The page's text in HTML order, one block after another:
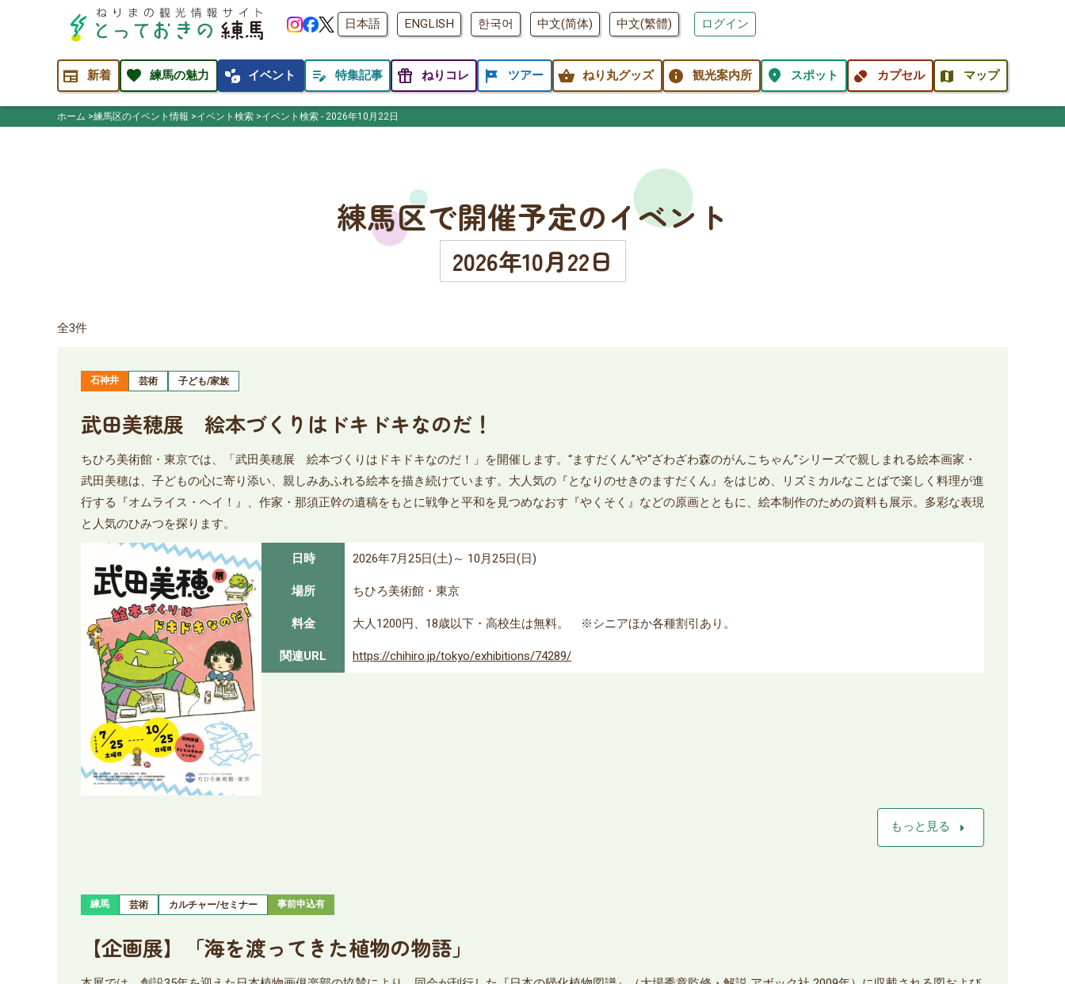
日本語 ENGLISH 한국어 中文(简体) 中文(繁體) ログイン
newspaper 新着 favorite 練馬の魅力 temp_preferences_eco イベント edit_note 特集記事 featured_seasonal_and_gifts ねりコレ tour ツアー shopping_basket ねり丸グッズ info 観光案内所 location_on スポット pill カプセル map マップ
ホーム 練馬区のイベント情報 イベント検索 イベント検索 - 2026年10月22日
練馬区で開催予定のイベント
2026年10月22日
全3件
石神井 芸術 子ども/家族
武田美穂展 絵本づくりはドキドキなのだ！
ちひろ美術館・東京では、「武田美穂展 絵本づくりはドキドキなのだ！」を開催します。“ますだくん”や“ざわざわ森のがんこちゃん”シリーズで親しまれる絵本画家・
武田美穂は、子どもの心に寄り添い、親しみあふれる絵本を描き続けています。大人気の『となりのせきのますだくん』をはじめ、リズミカルなことばで楽しく料理が進
行する『オムライス・ヘイ！』、作家・那須正幹の遺稿をもとに戦争と平和を見つめなおす『やくそく』などの原画とともに、絵本制作のための資料も展示。多彩な表現
と人気のひみつを探ります。
日時
2026年7月25日(土)～ 10月25日(日)
場所
ちひろ美術館・東京
料金
大人1200円、18歳以下・高校生は無料。 ※シニアほか各種割引あり。
関連URL
https://chihiro.jp/tokyo/exhibitions/74289/
もっと見る arrow_right
練馬 芸術 カルチャー/セミナー 事前申込有
【企画展】「海を渡ってきた植物の物語」